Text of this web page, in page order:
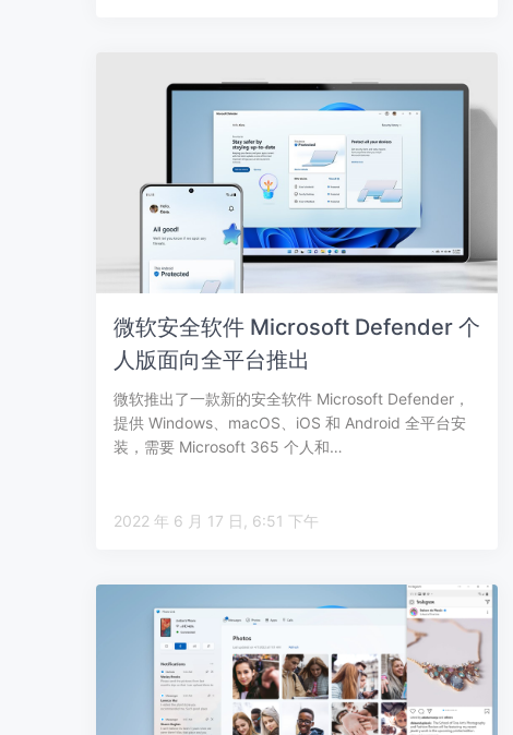
微软安全软件 Microsoft Defender 个
人版面向全平台推出
微软推出了一款新的安全软件 Microsoft Defender，
提供 Windows、macOS、iOS 和 Android 全平台安
装，需要 Microsoft 365 个人和…
2022 年 6 月 17 日, 6:51 下午